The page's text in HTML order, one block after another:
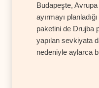
Budapeşte,
ayırmayı
paketini de Drujba
yapılan sevkiyata
nedeniyle aylarca